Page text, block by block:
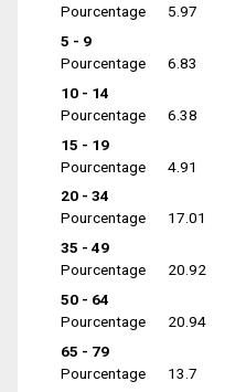
Pourcentage
5.97
5 - 9
Pourcentage
6.83
10 - 14
Pourcentage
6.38
15 - 19
Pourcentage
4.91
20 - 34
Pourcentage
17.01
35 - 49
Pourcentage
20.92
50 - 64
Pourcentage
20.94
65 - 79
Pourcentage
13.7